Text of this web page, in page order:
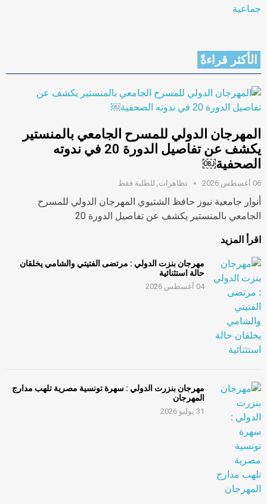
الأكثر قراءةً
المهرجان الدولي للمسرح الجامعي بالمنستير
يكشف عن تفاصيل الدورة 20 في ندوته
الصحفية￼
06 أغسطس 2026 تظاهرات للطلبة فقط
أنوار جامعية نيوز حافظ الشتيوي المهرجان الدولي للمسرح
الجامعي بالمنستير يكشف عن تفاصيل الدورة 20
اقرأ المزيد
مهرجان بنزت الدولي : مرتضى الفتيتي والشامي يخلقان
حالة استثنائية
04 أغسطس 2026
مهرجان بنزرت الدولي : سهرة تونسية مصرية تلهب مدارج
المهرجان
31 يوليو 2026